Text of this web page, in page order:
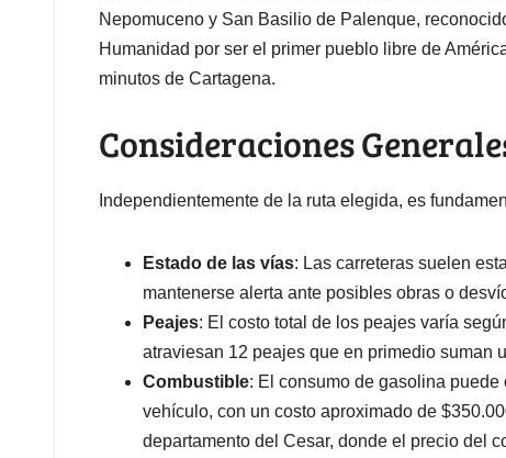
Nepomuceno y San Basilio de Palenque,
Humanidad por ser el primer pueblo libre de
minutos de Cartagena.
Consideraciones
Independientemente de la ruta elegida, es
Estado de las vías: Las carreteras suelen
mantenerse alerta ante posibles obras o
Peajes: El costo total de los peajes varía
atraviesan 12 peajes que en primedio suman
Combustible: El consumo de gasolina
vehículo, con un costo aproximado de
departamento del Cesar, donde el precio del